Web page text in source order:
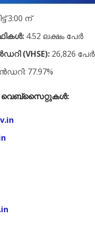
3:00 ന്
4.52 ലക്ഷം പേർ
(VHSE): 26,826 പേർ
77.97%
വെബ്‌സൈറ്റുകൾ: